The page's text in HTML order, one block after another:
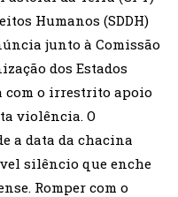
Humanos (SDDH)
junto à Comissão
dos Estados
com o irrestrito apoio
violência. O
a data da chacina
silêncio que enche
Romper com o